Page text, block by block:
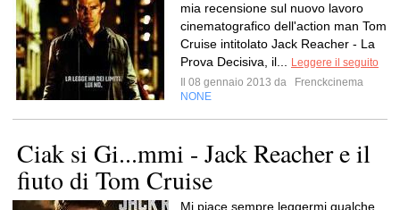
mia recensione sul nuovo lavoro
cinematografico dell'action man Tom
Cruise intitolato Jack Reacher - La
Prova Decisiva, il...
Leggere il seguito
Il 08 gennaio 2013 da
Frenckcinema
NONE
Ciak si Gi...mmi - Jack Reacher e il
fiuto di Tom Cruise
Mi piace sempre leggermi qualche